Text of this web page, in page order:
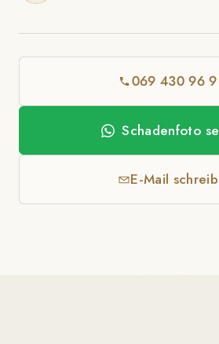
069 430 96
Schadenfoto
E-Mail